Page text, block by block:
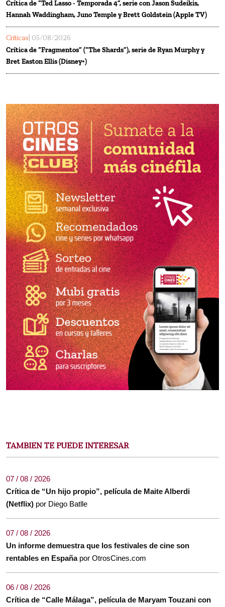
Crítica de “Ted Lasso - Temporada 4”, serie con Jason Sudeikis,
Hannah Waddingham, Juno Temple y Brett Goldstein (Apple TV)
Críticas | 05/08/2026
Crítica de “Fragmentos” (“The Shards”), serie de Ryan Murphy y
Bret Easton Ellis (Disney+)
TAMBIEN TE PUEDE INTERESAR
07 / 08 / 2026
Crítica de “Un hijo propio”, película de Maite Alberdi
(Netflix) por Diego Batlle
07 / 08 / 2026
Un informe demuestra que los festivales de cine son
rentables en España por OtrosCines.com
06 / 08 / 2026
Crítica de “Calle Málaga”, película de Maryam Touzani con